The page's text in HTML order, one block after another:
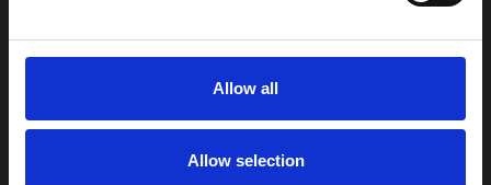
Allow all
Allow selection
INFORMATIONER